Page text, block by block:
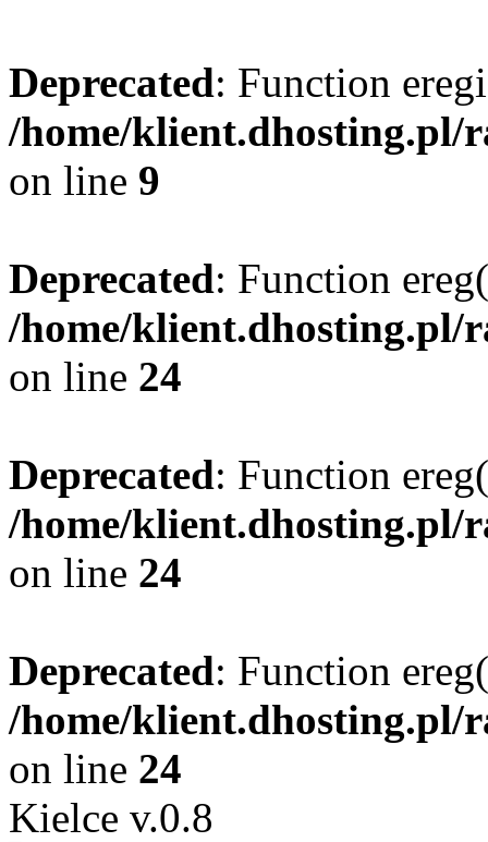
Deprecated: Function
/home/klient.dhosting.pl/
on line 9
Deprecated: Function
/home/klient.dhosting.pl/
on line 24
Deprecated: Function
/home/klient.dhosting.pl/
on line 24
Deprecated: Function
/home/klient.dhosting.pl/
on line 24
Kielce v.0.8